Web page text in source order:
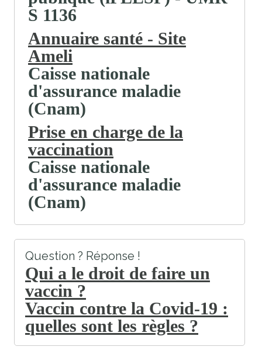
S 1136
Annuaire santé - Site
Ameli
Caisse nationale
d'assurance maladie
(Cnam)
Prise en charge de la
vaccination
Caisse nationale
d'assurance maladie
(Cnam)
Question ? Réponse !
Qui a le droit de faire un
vaccin ?
Vaccin contre la Covid-19 :
quelles sont les règles ?